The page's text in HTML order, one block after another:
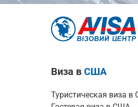
Виза в США
Туристическая виза